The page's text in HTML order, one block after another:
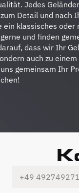
Jedes
Detail und nach
ein klassisches oder
und finden
dass wir Ihr
auch zu
gemeinsam Ihr